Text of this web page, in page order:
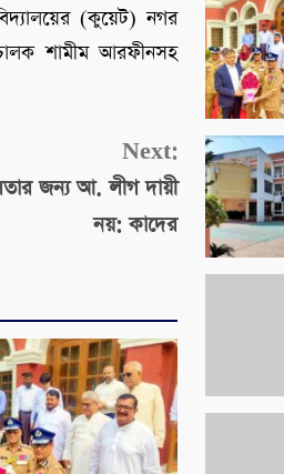
(কুয়েট) নগর
শামীম আরফীনসহ
Next:
জন্য আ. লীগ দায়ী
নয়: কাদের